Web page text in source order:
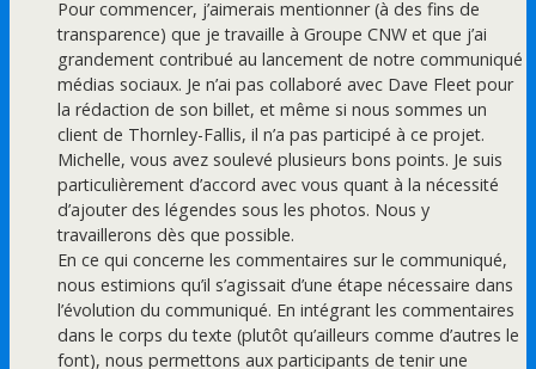
Pour commencer, j’aimerais mentionner (à des fins de
transparence) que je travaille à Groupe CNW et que j’ai
grandement contribué au lancement de notre communiqué
médias sociaux. Je n’ai pas collaboré avec Dave Fleet pour
la rédaction de son billet, et même si nous sommes un
client de Thornley-Fallis, il n’a pas participé à ce projet.
Michelle, vous avez soulevé plusieurs bons points. Je suis
particulièrement d’accord avec vous quant à la nécessité
d’ajouter des légendes sous les photos. Nous y
travaillerons dès que possible.
En ce qui concerne les commentaires sur le communiqué,
nous estimions qu’il s’agissait d’une étape nécessaire dans
l’évolution du communiqué. En intégrant les commentaires
dans le corps du texte (plutôt qu’ailleurs comme d’autres le
font), nous permettons aux participants de tenir une